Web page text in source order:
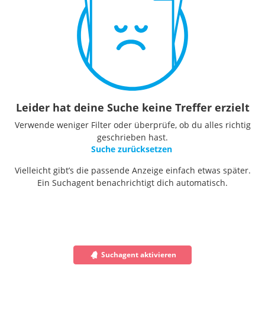
Leider hat deine Suche keine Treffer erzielt
Verwende weniger Filter oder überprüfe, ob du alles richtig
geschrieben hast.
Suche zurücksetzen
Vielleicht gibt’s die passende Anzeige einfach etwas später.
Ein Suchagent benachrichtigt dich automatisch.
Suchagent aktivieren